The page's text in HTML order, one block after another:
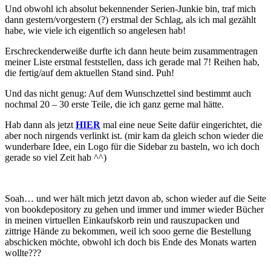
Und obwohl ich absolut bekennender Serien-Junkie bin, traf mich
dann gestern/vorgestern (?) erstmal der Schlag, als ich mal gezählt
habe, wie viele ich eigentlich so angelesen hab!
Erschreckenderweiße durfte ich dann heute beim zusammentragen
meiner Liste erstmal feststellen, dass ich gerade mal 7! Reihen hab,
die fertig/auf dem aktuellen Stand sind. Puh!
Und das nicht genug: Auf dem Wunschzettel sind bestimmt auch
nochmal 20 – 30 erste Teile, die ich ganz gerne mal hätte.
Hab dann als jetzt HIER mal eine neue Seite dafür eingerichtet, die
aber noch nirgends verlinkt ist. (mir kam da gleich schon wieder die
wunderbare Idee, ein Logo für die Sidebar zu basteln, wo ich doch
gerade so viel Zeit hab ^^)
Soah… und wer hält mich jetzt davon ab, schon wieder auf die Seite
von bookdepository zu gehen und immer und immer wieder Bücher
in meinen virtuellen Einkaufskorb rein und rauszupacken und
zittrige Hände zu bekommen, weil ich sooo gerne die Bestellung
abschicken möchte, obwohl ich doch bis Ende des Monats warten
wollte???